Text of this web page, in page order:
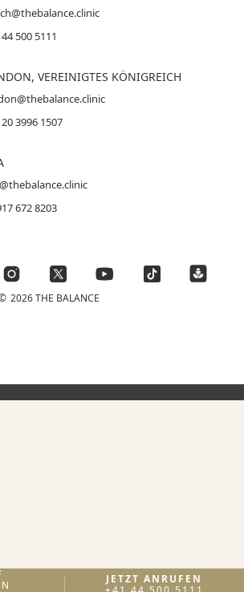
500 5111
VEREINIGTES KÖNIGREICH
3996 1507
672 8203
2026 THE BALANCE
JETZT ANRUFEN